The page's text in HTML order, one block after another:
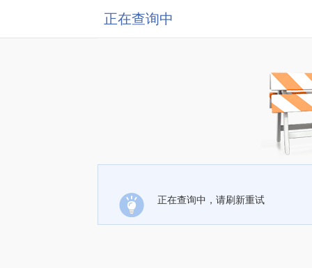
正在查询中
正在查询中，请刷新重试